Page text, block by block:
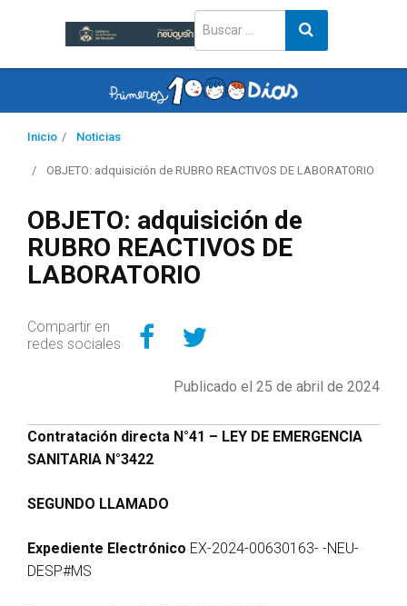
Inicio Noticias
OBJETO: adquisición de RUBRO REACTIVOS DE LABORATORIO
OBJETO: adquisición de
RUBRO REACTIVOS DE
LABORATORIO
Compartir en
redes sociales
Compartir en
Compartir en
Publicado el 25 de abril de 2024
Contratación directa N°41 – LEY DE EMERGENCIA
SANITARIA N°3422
SEGUNDO LLAMADO
Expediente Electrónico EX-2024-00630163- -NEU-
DESP#MS